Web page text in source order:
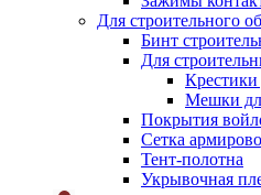
Для строительного
Бинт
Для
Крестики
Мешки
Покрытия
Сетка
Тент-полотна
Укрывочная